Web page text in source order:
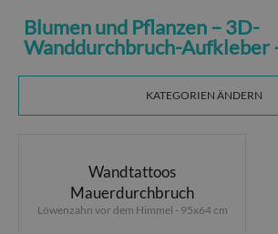
Blumen und Pflanzen – 3D-
Wanddurchbruch-Aufkleber
KATEGORIEN ÄNDERN
Wandtattoos
Mauerdurchbruch
Löwenzahn vor dem Himmel - 95x64 cm